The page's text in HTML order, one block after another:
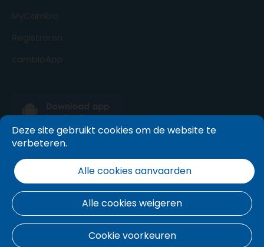
MyCambio
Registreren
cambioApp
Deze site gebruikt cookies om de website te
verbeteren.
Cookie voorkeuren
Alle cookies weigeren
Alle cookies aanvaarden
Algemene voorwaarden. Cookie beleid